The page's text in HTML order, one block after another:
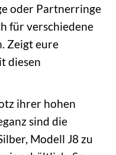
oder Partnerringe
für verschiedene
Zeigt eure
diesen
ihrer hohen
sind die
Modell J8 zu